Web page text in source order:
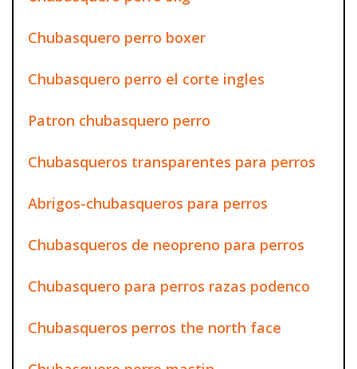
Chubasquero perro boxer
Chubasquero perro el corte ingles
Patron chubasquero perro
Chubasqueros transparentes para perros
Abrigos-chubasqueros para perros
Chubasqueros de neopreno para perros
Chubasquero para perros razas podenco
Chubasqueros perros the north face